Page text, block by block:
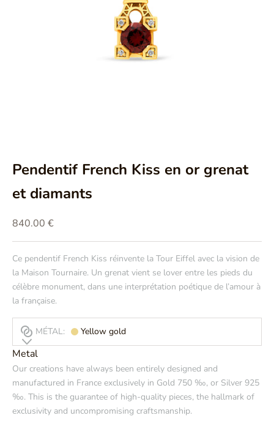
Pendentif French Kiss en or grenat
et diamants
Prix de vente
840.00 €
Ce pendentif French Kiss réinvente la Tour Eiffel avec la vision de
la Maison Tournaire. Un grenat vient se lover entre les pieds du
célèbre monument, dans une interprétation poétique de l’amour à
la française.
MÉTAL: Yellow gold
Metal
Our creations have always been entirely designed and
manufactured in France exclusively in Gold 750 ‰, or Silver 925
‰. This is the guarantee of high-quality pieces, the hallmark of
exclusivity and uncompromising craftsmanship.